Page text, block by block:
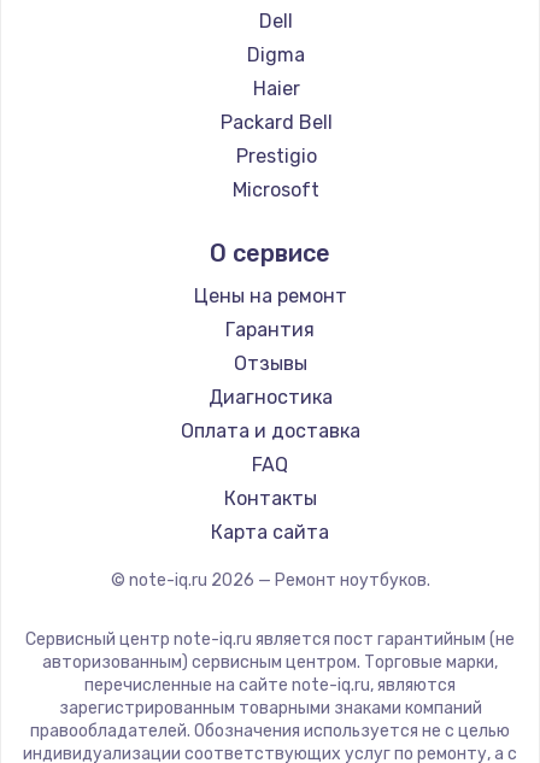
Ремонт ноутбуков Hasee
Ремонт ноутбуков ZTE
Ремонт ноутбуков Hiper
Ремонт ноутбуков Evga
Ремонт ноутбуков Google
Ремонт ноутбуков Echips
Ремонт ноутбуков Predator
Ремонт ноутбуков iru
Ремонт ноутбуков Machenike
Ремонт ноутбуков DEXP
Ремонт ноутбуков Teclast
Ремонт ноутбуков CHUWI
Ремонт ноутбуков Colorful
Dell
Digma
Haier
Packard Bell
Prestigio
Microsoft
Aquarius
Gigabyte
Aorus
Maibenben
Getac
Epson
Philips
LG
Panasonic
ZTE
Hiper
Evga
О сервисе
Цены на ремонт
Гарантия
Отзывы
Диагностика
Оплата и доставка
FAQ
Контакты
Карта сайта
© note-iq.ru 2026 — Ремонт ноутбуков.
Сервисный центр note-iq.ru является пост гарантийным (не
авторизованным) сервисным центром. Торговые марки,
перечисленные на сайте note-iq.ru, являются
зарегистрированным товарными знаками компаний
правообладателей. Обозначения используется не с целью
индивидуализации соответствующих услуг по ремонту, а с